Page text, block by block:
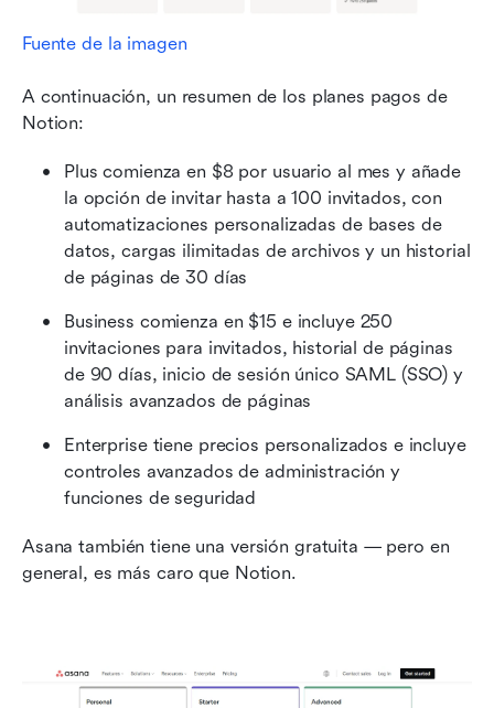
Fuente de la imagen
A continuación, un resumen de los planes pagos de
Notion:
Plus comienza en $8 por usuario al mes y añade
la opción de invitar hasta a 100 invitados, con
automatizaciones personalizadas de bases de
datos, cargas ilimitadas de archivos y un historial
de páginas de 30 días
Business comienza en $15 e incluye 250
invitaciones para invitados, historial de páginas
de 90 días, inicio de sesión único SAML (SSO) y
análisis avanzados de páginas
Enterprise tiene precios personalizados e incluye
controles avanzados de administración y
funciones de seguridad
Asana también tiene una versión gratuita — pero en
general, es más caro que Notion.